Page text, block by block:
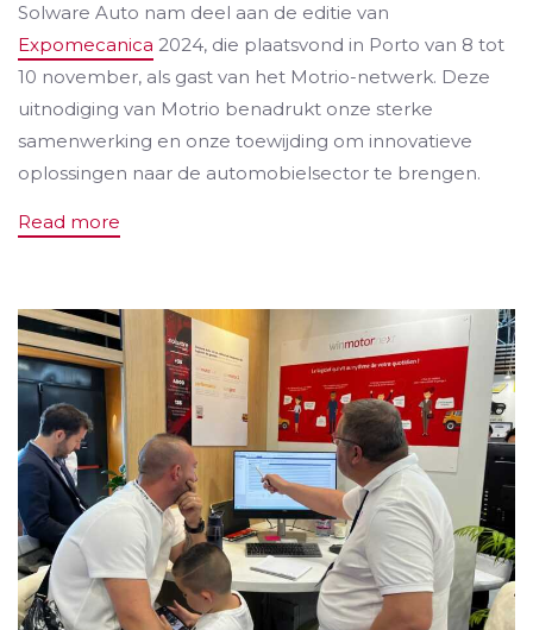
Solware Auto nam deel aan de editie van
Expomecanica 2024, die plaatsvond in Porto van 8 tot
10 november, als gast van het Motrio-netwerk. Deze
uitnodiging van Motrio benadrukt onze sterke
samenwerking en onze toewijding om innovatieve
oplossingen naar de automobielsector te brengen.
Read more